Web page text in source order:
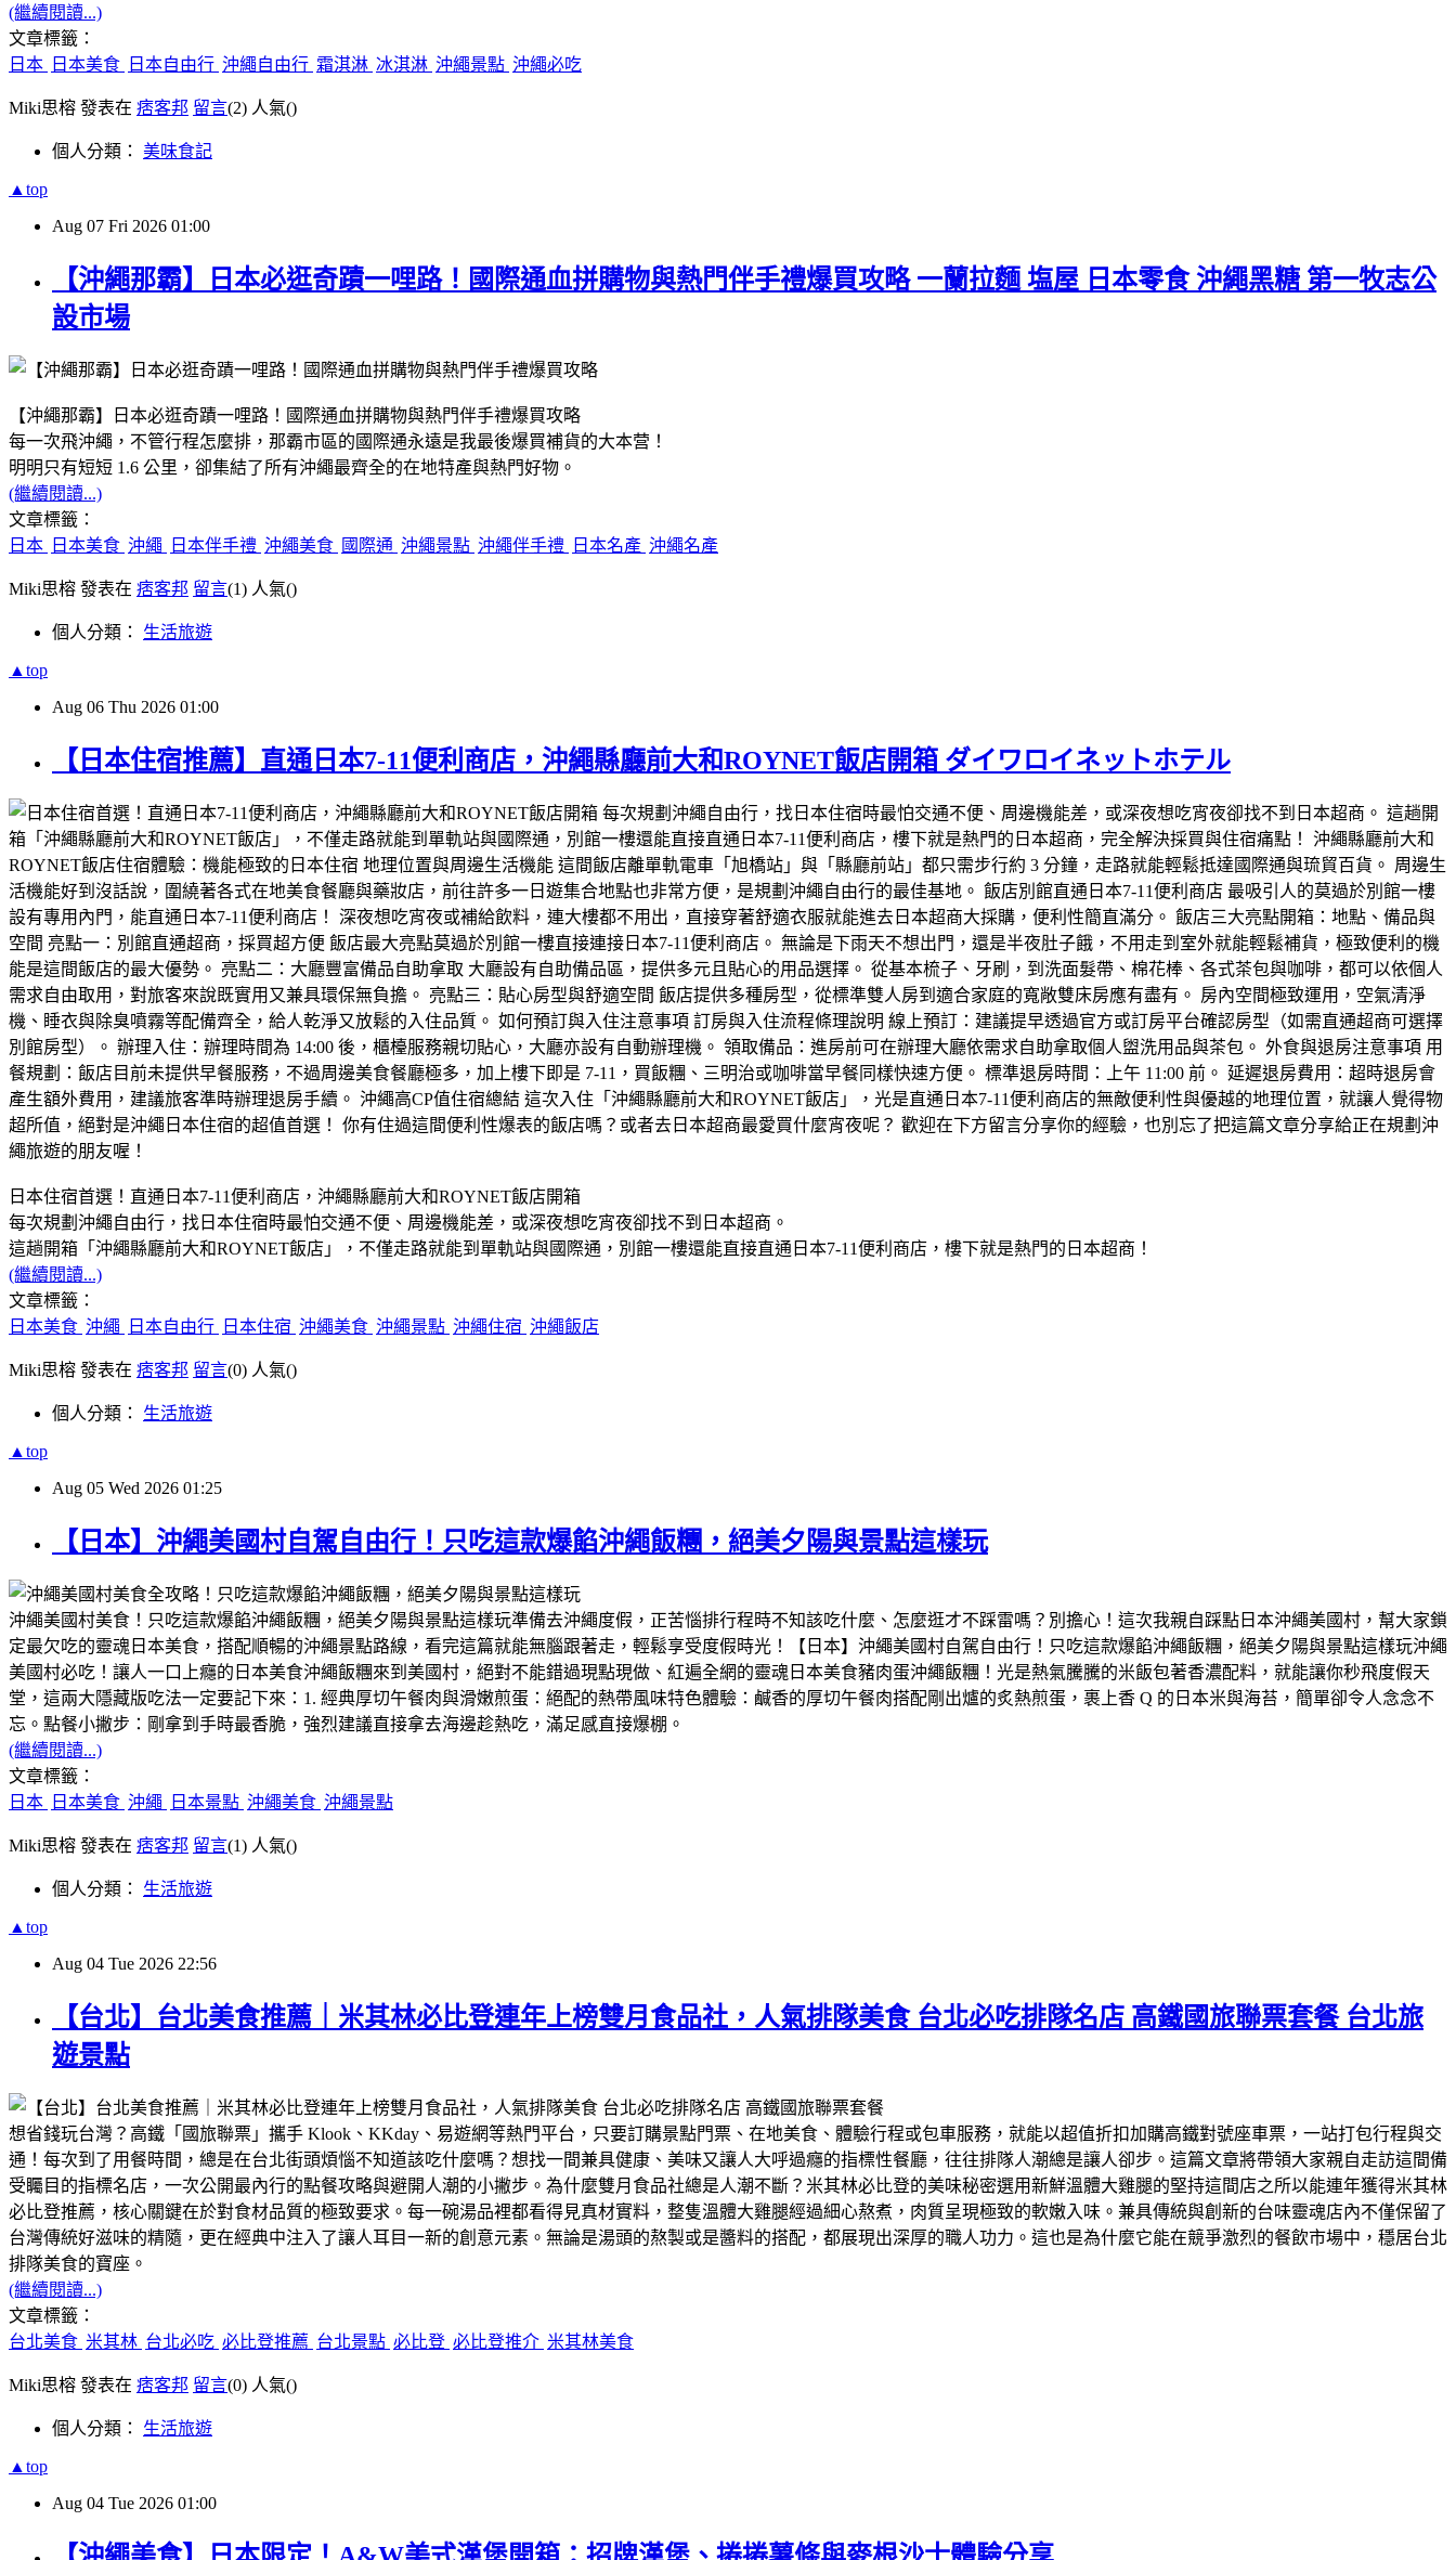
(繼續閱讀...)
文章標籤：
日本
日本美食 日本自由行 沖繩自由行 霜淇淋 冰淇淋 沖繩景點 沖繩必吃
Miki思榕 發表在 痞客邦 留言(2) 人氣()
個人分類： 美味食記
▲top
Aug 07 Fri 2026 01:00
【沖繩那霸】日本必逛奇蹟一哩路！國際通血拼購物與熱門伴手禮爆買攻略 一蘭拉麵 塩屋 日本零食 沖繩黑糖 第一牧志公
設市場
【沖繩那霸】日本必逛奇蹟一哩路！國際通血拼購物與熱門伴手禮爆買攻略
​每一次飛沖繩，不管行程怎麼排，那霸市區的國際通永遠是我最後爆買補貨的大本营！
​明明只有短短 1.6 公里，卻集結了所有沖繩最齊全的在地特產與熱門好物。
(繼續閱讀...)
文章標籤：
日本
日本美食 沖繩 日本伴手禮 沖繩美食 國際通 沖繩景點 沖繩伴手禮 日本名產 沖繩名產
Miki思榕 發表在 痞客邦 留言(1) 人氣()
個人分類： 生活旅遊
▲top
Aug 06 Thu 2026 01:00
​【日本住宿推薦】直通日本7-11便利商店，沖繩縣廳前大和ROYNET飯店開箱 ダイワロイネットホテル
​日本住宿首選！直通日本7-11便利商店，沖繩縣廳前大和ROYNET飯店開箱
​每次規劃沖繩自由行，找日本住宿時最怕交通不便、周邊機能差，或深夜想吃宵夜卻找不到日本超商。
​這趟開箱「沖繩縣廳前大和ROYNET飯店」，不僅走路就能到單軌站與國際通，別館一樓還能直接直通日本7-11便利商店，樓下就是熱門的日本超商！
(繼續閱讀...)
文章標籤：
日本美食 沖繩 日本自由行 日本住宿 沖繩美食 沖繩景點 沖繩住宿 沖繩飯店
Miki思榕 發表在 痞客邦 留言(0) 人氣()
個人分類： 生活旅遊
▲top
Aug 05 Wed 2026 01:25
【日本】沖繩美國村自駕自由行！只吃這款爆餡沖繩飯糰，絕美夕陽與景點這樣玩
沖繩美國村美食！只吃這款爆餡沖繩飯糰，絕美夕陽與景點這樣玩​準備去沖繩度假，正苦惱排行程時不知該吃什麼、怎麼逛才不踩雷嗎？​別擔心！這次我親自踩點日本沖繩美國村，幫大家鎖
定最欠吃的靈魂日本美食，搭配順暢的沖繩景點路線，看完這篇就能無腦跟著走，輕鬆享受度假時光！【日本】沖繩美國村自駕自由行！只吃這款爆餡沖繩飯糰，絕美夕陽與景點這樣玩​沖繩
美國村必吃！讓人一口上癮的日本美食沖繩飯糰​來到美國村，絕對不能錯過現點現做、紅遍全網的靈魂日本美食豬肉蛋沖繩飯糰！​光是熱氣騰騰的米飯包著香濃配料，就能讓你秒飛度假天
堂，這兩大隱藏版吃法一定要記下來：​1. 經典厚切午餐肉與滑嫩煎蛋：絕配的熱帶風味​特色體驗：鹹香的厚切午餐肉搭配剛出爐的炙熱煎蛋，裹上香 Q 的日本米與海苔，簡單卻令人念念不
忘。​點餐小撇步：剛拿到手時最香脆，強烈建議直接拿去海邊趁熱吃，滿足感直接爆棚。
(繼續閱讀...)
文章標籤：
日本
日本美食 沖繩 日本景點 沖繩美食 沖繩景點
Miki思榕 發表在 痞客邦 留言(1) 人氣()
個人分類： 生活旅遊
▲top
Aug 04 Tue 2026 22:56
【台北】台北美食推薦｜米其林必比登連年上榜雙月食品社，人氣排隊美食 台北必吃排隊名店 高鐵國旅聯票套餐 台北旅
遊景點
​想省錢玩台灣？高鐵「國旅聯票」攜手 Klook、KKday、易遊網等熱門平台，只要訂購景點門票、在地美食、體驗行程或包車服務，就能以超值折扣加購高鐵對號座車票，一站打包行程與交
通！每次到了用餐時間，總是在台北街頭煩惱不知道該吃什麼嗎？想找一間兼具健康、美味又讓人大呼過癮的指標性餐廳，往往排隊人潮總是讓人卻步。這篇文章將帶領大家親自走訪這間備
受矚目的指標名店，一次公開最內行的點餐攻略與避開人潮的小撇步。​為什麼雙月食品社總是人潮不斷？米其林必比登的美味秘密​選用新鮮溫體大雞腿的堅持​這間店之所以能連年獲得米其林
必比登推薦，核心關鍵在於對食材品質的極致要求。每一碗湯品裡都看得見真材實料，整隻溫體大雞腿經過細心熬煮，肉質呈現極致的軟嫩入味。​兼具傳統與創新的台味靈魂​店內不僅保留了
台灣傳統好滋味的精隨，更在經典中注入了讓人耳目一新的創意元素。無論是湯頭的熬製或是醬料的搭配，都展現出深厚的職人功力。這也是為什麼它能在競爭激烈的餐飲市場中，穩居台北
排隊美食的寶座。
(繼續閱讀...)
文章標籤：
台北美食 米其林 台北必吃 必比登推薦 台北景點 必比登 必比登推介 米其林美食
Miki思榕 發表在 痞客邦 留言(0) 人氣()
個人分類： 生活旅遊
▲top
Aug 04 Tue 2026 01:00